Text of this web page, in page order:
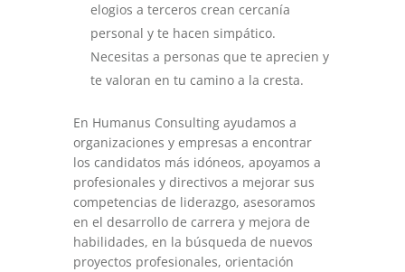
elogios a terceros crean cercanía
personal y te hacen simpático.
Necesitas a personas que te aprecien y
te valoran en tu camino a la cresta.
En Humanus Consulting ayudamos a
organizaciones y empresas a encontrar
los candidatos más idóneos, apoyamos a
profesionales y directivos a mejorar sus
competencias de liderazgo, asesoramos
en el desarrollo de carrera y mejora de
habilidades, en la búsqueda de nuevos
proyectos profesionales, orientación